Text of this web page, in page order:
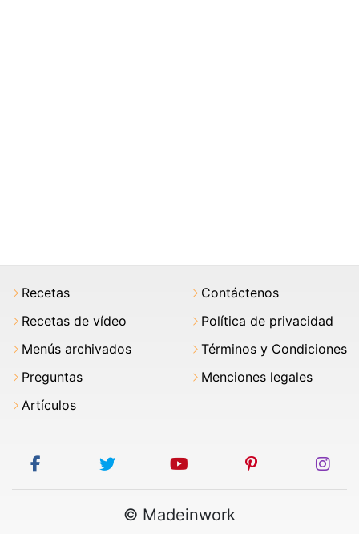
Recetas
Recetas de vídeo
Menús archivados
Preguntas
Artículos
Contáctenos
Política de privacidad
Términos y Condiciones
Menciones legales
facebook twitter youtube pinterest
© Madeinwork